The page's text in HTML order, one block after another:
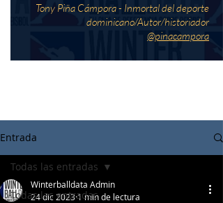
Tony Piña Cámpora - Inmortal del deporte
dominicano/Autor/historiador
@pinacampora
Entrada
Todas las entradas
Todas las entradas
Winterballdata Admin
24 dic 20231 min de lectura